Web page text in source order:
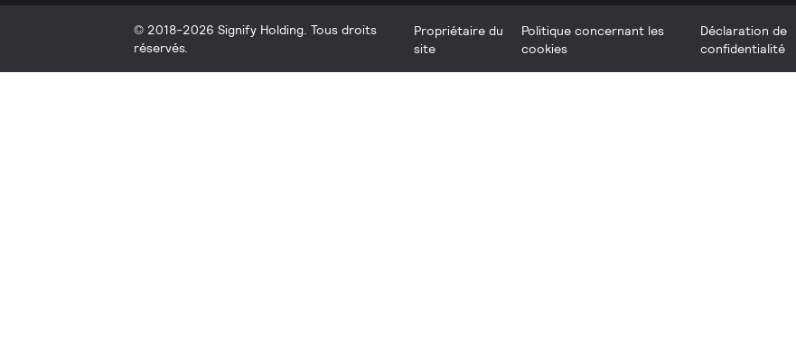
© 2018-2026 Signify Holding. Tous droits
réservés.
Propriétaire du
site
Politique concernant les
cookies
Déclaration de
confidentialité